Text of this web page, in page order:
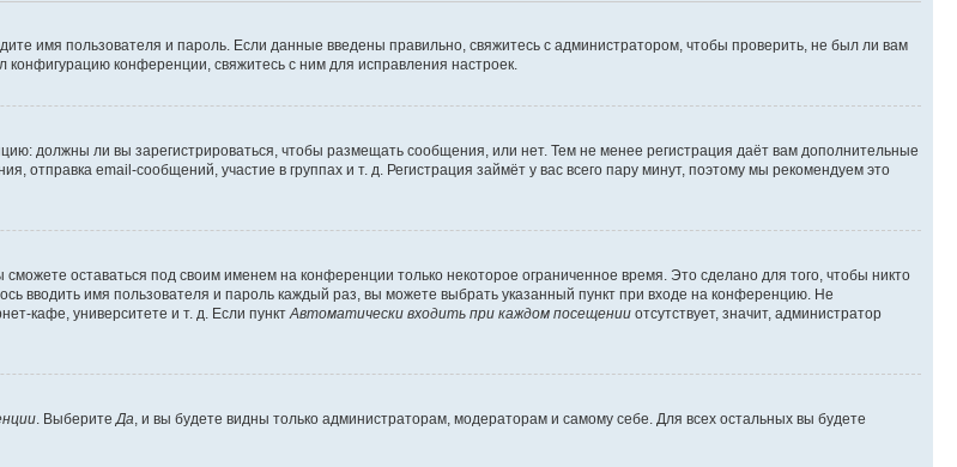
имя пользователя и пароль. Если данные введены правильно, свяжитесь с администратором, чтобы проверить, не был ли вам
конференции, свяжитесь с ним для исправления настроек.
должны ли вы зарегистрироваться, чтобы размещать сообщения, или нет. Тем не менее регистрация даёт вам дополнительные
email-сообщений, участие в группах и т. д. Регистрация займёт у вас всего пару минут, поэтому мы рекомендуем это
сможете оставаться под своим именем на конференции только некоторое ограниченное время. Это сделано для того, чтобы никто
вводить имя пользователя и пароль каждый раз, вы можете выбрать указанный пункт при входе на конференцию. Не
кафе, университете и т. д. Если пункт Автоматически входить при каждом посещении отсутствует, значит, администратор
. Выберите Да , и вы будете видны только администраторам, модераторам и самому себе. Для всех остальных вы будете